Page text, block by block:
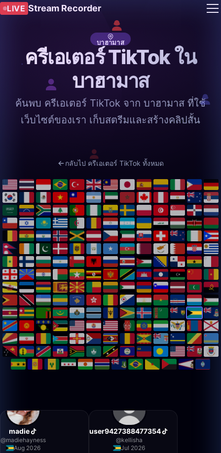
LIVE Stream Recorder
บาฮามาส
ครีเอเตอร์ TikTok ใน
บาฮามาส
ค้นพบ ครีเอเตอร์ TikTok จาก บาฮามาส ที่ใช้
เว็บไซต์ของเรา เก็บสตรีมและสร้างคลิปสั้น
กลับไป ครีเอเตอร์ TikTok ทั้งหมด
madie
@madiehayness
Aug 2026
user9427388477354
@kellisha
Jul 2026